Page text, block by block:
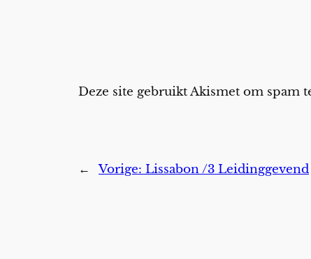
Deze site gebruikt Akismet om spam
← Vorige: Lissabon /3 Leidinggevend